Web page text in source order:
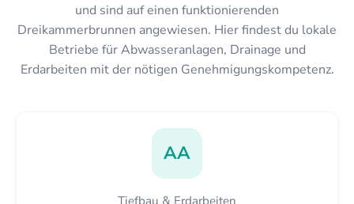
und sind auf einen funktionierenden
Dreikammerbrunnen angewiesen. Hier findest du lokale
Betriebe für Abwasseranlagen, Drainage und
Erdarbeiten mit der nötigen Genehmigungskompetenz.
AA
Tiefbau & Erdarbeiten